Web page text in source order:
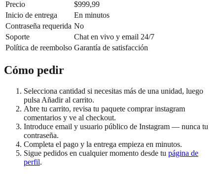
Precio
$999,99
Inicio de entrega
En minutos
Contraseña requerida No
Soporte
Chat en vivo y email 24/7
Política de reembolso Garantía de satisfacción
Cómo pedir
Selecciona cantidad si necesitas más de una unidad, luego
pulsa Añadir al carrito.
Abre tu carrito, revisa tu paquete comprar instagram
comentarios y ve al checkout.
Introduce email y usuario público de Instagram — nunca tu
contraseña.
Completa el pago y la entrega empieza en minutos.
Sigue pedidos en cualquier momento desde tu página de
perfil.